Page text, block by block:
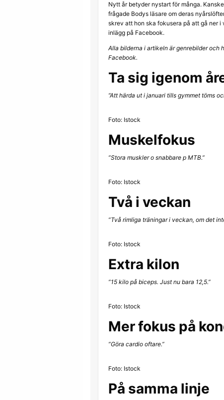
Nytt år betyder nystart för många.
frågade Bodys läsare om deras
skrev att hon ska fokusera på att gå ner
inlägg på Facebook.
Alla bilderna i artikeln är genrebilder och
Facebook.
Ta sig igenom
”Att härda ut i januari tills gymmet töms
Foto: Istock
Muskelfokus
”Stora muskler o snabbare p MTB.”
Foto: Istock
Två i veckan
”Två rimliga träningar i veckan, om det
Foto: Istock
Extra kilon
”15 kilo på biceps. Just nu bara 12,5.”
Foto: Istock
Mer fokus på
”Göra cardio oftare.”
Foto: Istock
På samma linje